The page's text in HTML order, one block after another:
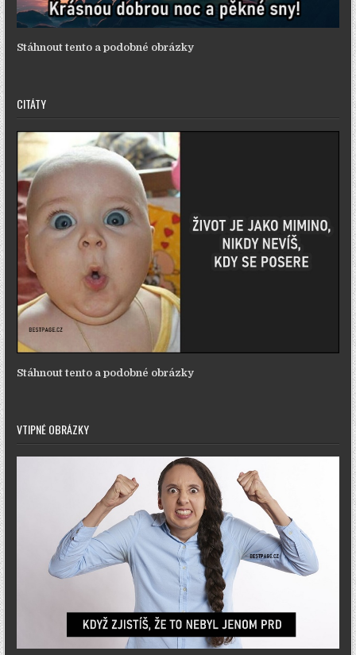
Stáhnout tento a podobné obrázky
CITÁTY
Stáhnout tento a podobné obrázky
VTIPNÉ OBRÁZKY